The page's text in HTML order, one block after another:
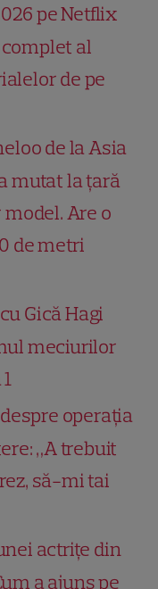
pe Netflix
al
de pe
de la Asia
mutat la țară
Are o
de metri
Gică Hagi
meciurilor
operația
„A trebuit
să-mi tai
actrițe din
a ajuns pe